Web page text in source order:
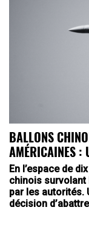
BALLONS
AMÉRICAINES :
En l’espace de
chinois survolant
par les autorités.
décision